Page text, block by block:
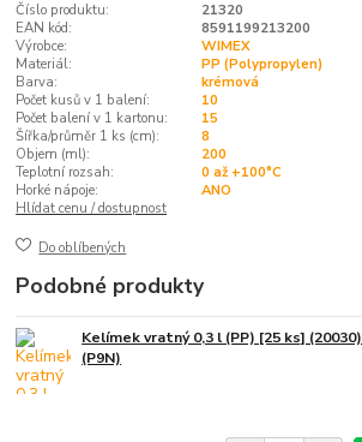
Číslo produktu:
21320
EAN kód:
8591199213200
Výrobce:
WIMEX
Materiál:
PP (Polypropylen)
Barva:
krémová
Počet kusů v 1 balení:
10
Počet balení v 1 kartonu:
15
Šířka/průměr 1 ks (cm):
8
Objem (ml):
200
Teplotní rozsah:
0 až +100°C
Horké nápoje:
ANO
Hlídat cenu / dostupnost
Do oblíbených
Podobné produkty
Kelímek vratný 0,3 l (PP) [25 ks] (20030)
(P9N)